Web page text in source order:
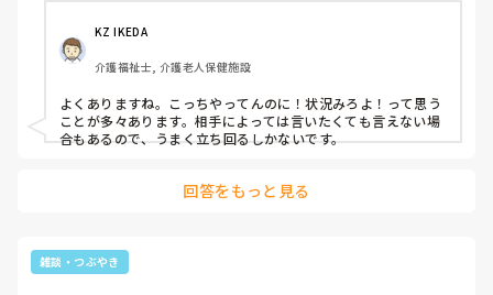
「そっちはいいからこっちに来て」というので渋々、行った
のですが…女性の方の脱衣場には呼びつけた職員以外にも他
に職員が2人いるじゃないですか。
確かにその2人の職員も遊んでるわけではないですが、私も
男性利用者の介助をしてるわけで… 私を呼ばなくてもなん
ちで呼ばれたので 女性利用者の方にいます』と返事をする
と…
KZ IKEDA
介護福祉士, 介護老人保健施設
よくありますね。こっちやってんのに！状況みろよ！って思う
ことが多々あります。相手によっては言いたくても言えない場
合もあるので、うまく立ち回るしかないです。
回答をもっと見る
雑談・つぶやき